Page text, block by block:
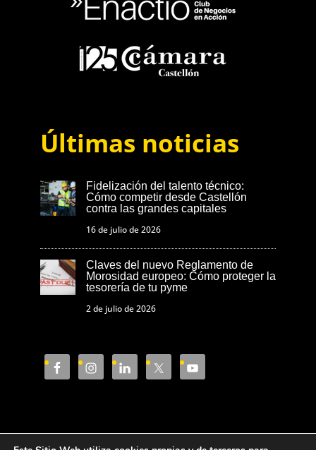
Últimas noticias
Fidelización del talento técnico:
Cómo competir desde Castellón
contra las grandes capitales
16 de julio de 2026
Claves del nuevo Reglamento de
Morosidad europeo: Cómo proteger la
tesorería de tu pyme
2 de julio de 2026